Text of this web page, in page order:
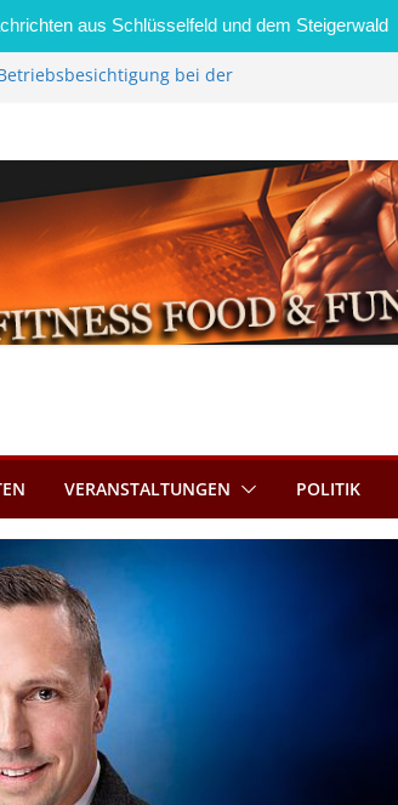
aus Schlüsselfeld und dem Steigerwald
bei der
Online-Anmeldung für
von 600 Euro
VERANSTALTUNGEN POLITIK